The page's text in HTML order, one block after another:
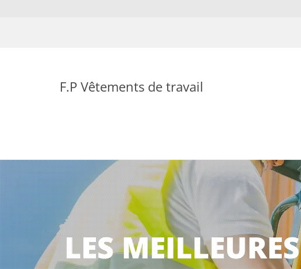
F.P Vêtements de travail
LES